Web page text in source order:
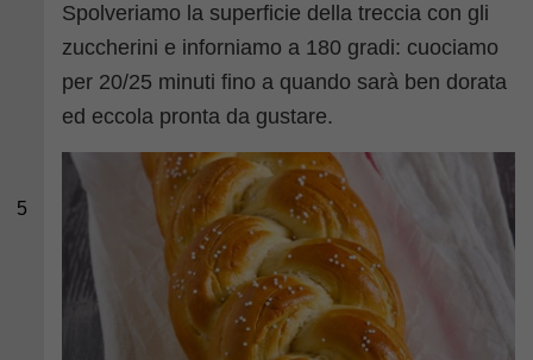
5
Spolveriamo la superficie della treccia con gli
zuccherini e inforniamo a 180 gradi: cuociamo
per 20/25 minuti fino a quando sarà ben dorata
ed eccola pronta da gustare.